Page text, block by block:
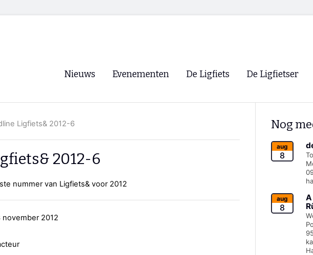
Nieuws
RSS
Evenementen
WK Ligfietsen 2026
De Ligfiets De Ligfietser
Ligfietsvereninging
Lokale
EHPVA & EuSupino 🡺
Forum ligfietsers.nl 🡺
Ligfiets& 2012-6
2012-6
nummer van Ligfiets& voor 2012
november 2012
Nog
aug
8
aug
8